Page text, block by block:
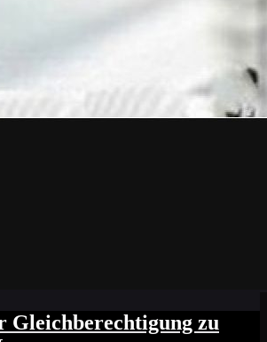
Gleichberechtigung zu